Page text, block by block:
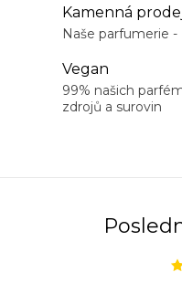
Kamenná
Naše parfumerie
Vegan
99% našich
zdrojů a surovin